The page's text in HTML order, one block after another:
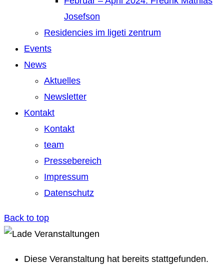
Josefson
Residencies im ligeti zentrum
Events
News
Aktuelles
Newsletter
Kontakt
Kontakt
team
Pressebereich
Impressum
Datenschutz
Back to top
Diese Veranstaltung hat bereits stattgefunden.